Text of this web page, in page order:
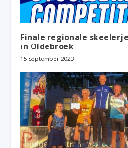
Finale regionale
in Oldebroek
15 september 2023